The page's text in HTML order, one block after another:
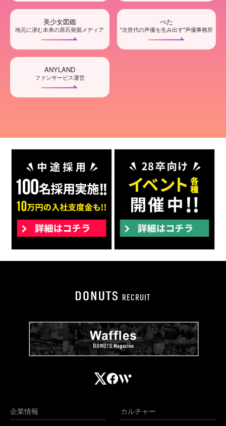
美少女図鑑
地元に潜む未来の原石発掘メディア
ぺた
"次世代の声優を生み出す"声優事務所
ANYLAND
ファンサービス運営
RECRUIT
企業情報 カルチャー